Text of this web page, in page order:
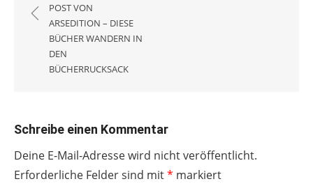
POST VON
ARSEDITION – DIESE
BÜCHER WANDERN IN
DEN
BÜCHERRUCKSACK
Schreibe einen Kommentar
Deine E-Mail-Adresse wird nicht veröffentlicht.
Erforderliche Felder sind mit* markiert